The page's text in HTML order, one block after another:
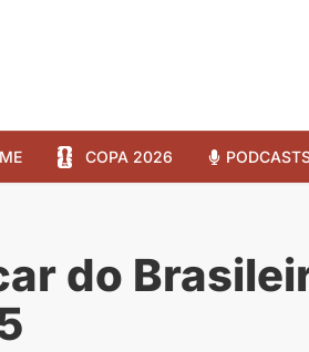
COPA 2026
do